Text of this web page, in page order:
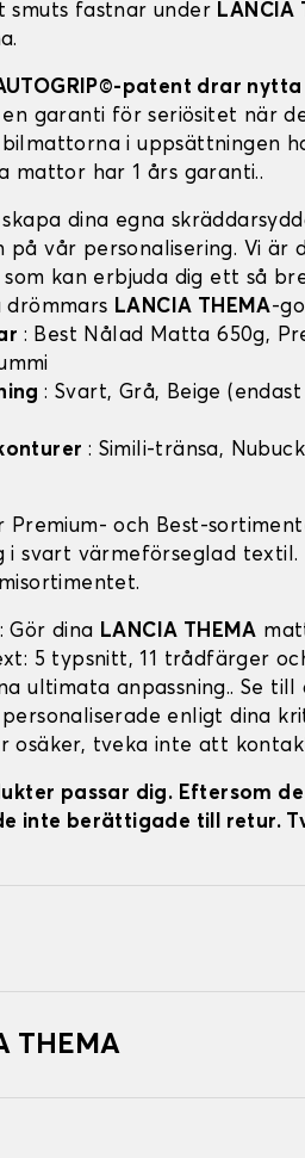
smuts fastnar under LANCIA
patent drar
en garanti för seriösitet när
i uppsättningen
mattor har 1 års garanti..
skapa dina egna
på vår personalisering. Vi är
som kan erbjuda dig ett så
drömmars LANCIA THEMA-
: Best Nålad Matta 650g,
: Svart, Grå, Beige
: Simili-tränsa,
Premium- och Best-
i svart värmeförseglad
: Gör dina LANCIA THEMA
5 typsnitt, 11 trådfärger
ultimata anpassning.. Se
enligt dina
osäker, tveka inte att
passar dig. Eftersom
inte berättigade till retur.
THEMA